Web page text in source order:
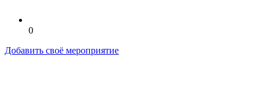
0
Добавить своё мероприятие